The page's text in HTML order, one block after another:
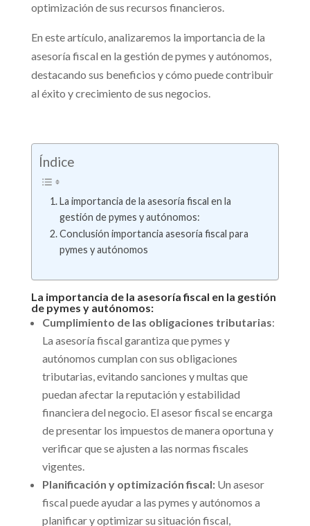
optimización de sus recursos financieros.
En este artículo, analizaremos la importancia de la
asesoría fiscal en la gestión de pymes y autónomos,
destacando sus beneficios y cómo puede contribuir
al éxito y crecimiento de sus negocios.
Índice
La importancia de la asesoría fiscal en la
gestión de pymes y autónomos:
Conclusión importancia asesoría fiscal para
pymes y autónomos
La importancia de la asesoría fiscal en la gestión
de pymes y autónomos:
Cumplimiento de las obligaciones tributarias:
La asesoría fiscal garantiza que pymes y
autónomos cumplan con sus obligaciones
tributarias, evitando sanciones y multas que
puedan afectar la reputación y estabilidad
financiera del negocio. El asesor fiscal se encarga
de presentar los impuestos de manera oportuna y
verificar que se ajusten a las normas fiscales
vigentes.
Planificación y optimización fiscal:Un asesor
fiscal puede ayudar a las pymes y autónomos a
planificar y optimizar su situación fiscal,